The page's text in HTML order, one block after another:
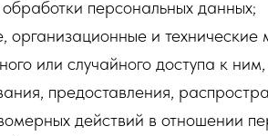
персональных данных;
и
или случайного доступа к
предоставления,
действий в отношении